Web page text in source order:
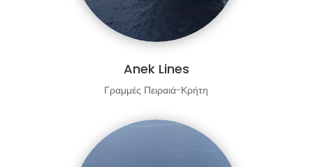
Anek Lines
Γραμμές Πειραιά-Κρήτη